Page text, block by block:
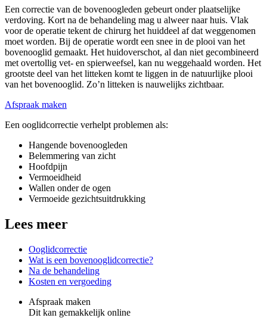
Een correctie van de bovenoogleden gebeurt onder plaatselijke
verdoving. Kort na de behandeling mag u alweer naar huis. Vlak
voor de operatie tekent de chirurg het huiddeel af dat weggenomen
moet worden. Bij de operatie wordt een snee in de plooi van het
bovenooglid gemaakt. Het huidoverschot, al dan niet gecombineerd
met overtollig vet- en spierweefsel, kan nu weggehaald worden. Het
grootste deel van het litteken komt te liggen in de natuurlijke plooi
van het bovenooglid. Zo’n litteken is nauwelijks zichtbaar.
Afspraak maken
Een ooglidcorrectie verhelpt problemen als:
Hangende bovenoogleden
Belemmering van zicht
Hoofdpijn
Vermoeidheid
Wallen onder de ogen
Vermoeide gezichtsuitdrukking
Lees meer
Ooglidcorrectie
Wat is een bovenooglidcorrectie?
Na de behandeling
Kosten en vergoeding
Afspraak maken
Dit kan gemakkelijk online